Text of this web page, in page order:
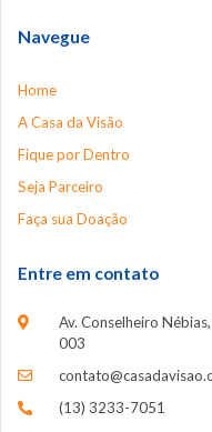
Navegue
Home
A Casa da Visão
Fique por Dentro
Seja Parceiro
Faça sua Doação
Entre em contato
Av. Conselheiro
003
(13) 3233-7051